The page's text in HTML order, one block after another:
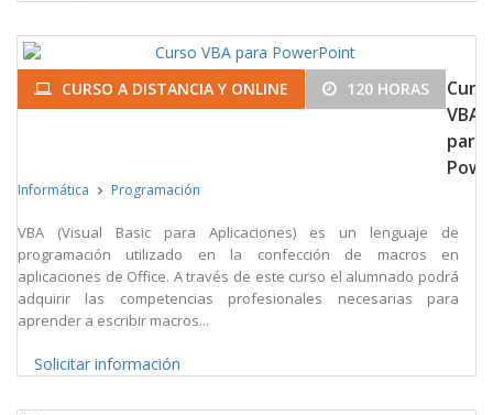
CURSO A DISTANCIA Y ONLINE 120 HORAS
VBA
para
Informática Programación
VBA (Visual Basic para Aplicaciones) es un lenguaje de
programación utilizado en la confección de macros en
aplicaciones de Office. A través de este curso el alumnado podrá
adquirir las competencias profesionales necesarias para
aprender a escribir macros...
Solicitar información